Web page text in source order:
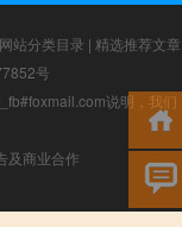
网站分类目录 | 精选推荐文章
号
说明，我们
及商业合作